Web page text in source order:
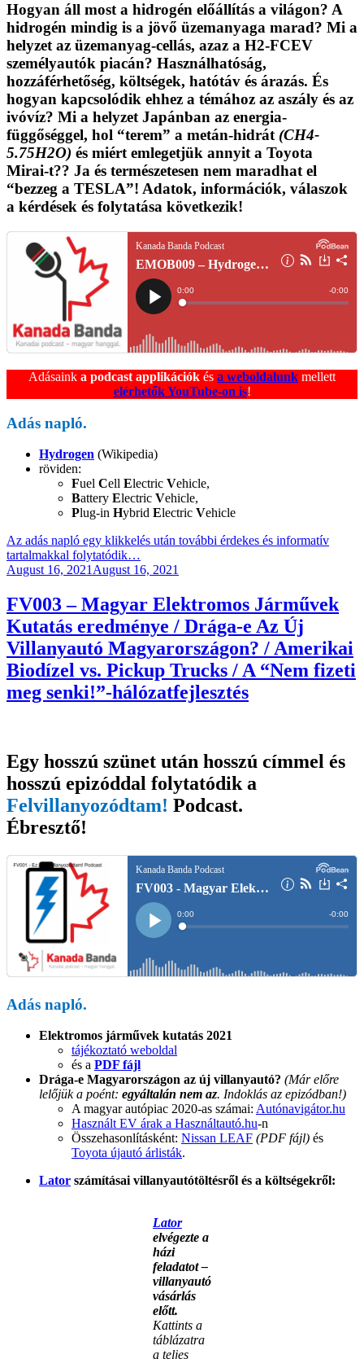
Hogyan áll most a hidrogén előállítás a világon? A
hidrogén mindig is a jövő üzemanyaga marad? Mi a
helyzet az üzemanyag-cellás, azaz a H2-FCEV
személyautók piacán? Használhatóság,
hozzáférhetőség, költségek, hatótáv és árazás. És
hogyan kapcsolódik ehhez a témához az aszály és az
ivóvíz? Mi a helyzet Japánban az energia-
függőséggel, hol “terem” a metán-hidrát (CH4-
5.75H2O) és miért emlegetjük annyit a Toyota
Mirai-t?? Ja és természetesen nem maradhat el
“bezzeg a TESLA”! Adatok, információk, válaszok
a kérdések és folytatása következik!
Adásaink a podcast applikációk és a weboldalunk mellett
elérhetők YouTube-on is!
Adás napló.
Hydrogen (Wikipedia)
röviden:
Fuel Cell Electric Vehicle,
Battery Electric Vehicle,
Plug-in Hybrid Electric Vehicle
Az adás napló egy klikkelés után további érdekes és informatív
tartalmakkal folytatódik…
Posted
August 16, 2021 August 16, 2021
FV003 – Magyar Elektromos Járművek
Kutatás eredménye / Drága-e Az Új
Villanyautó Magyarországon? / Amerikai
Biodízel vs. Pickup Trucks / A “Nem fizeti
meg senki!”-hálózatfejlesztés
Egy hosszú szünet után hosszú címmel és
hosszú epizóddal folytatódik a
Felvillanyozódtam! Podcast.
Ébresztő!
Adás napló.
Elektromos járművek kutatás 2021
tájékoztató weboldal
és a PDF fájl
Drága-e Magyarországon az új villanyautó? (Már előre
lelőjük a poént: egyáltalán nem az. Indoklás az epizódban!)
A magyar autópiac 2020-as számai: Autónavigátor.hu
Használt EV árak a Használtautó.hu-n
Összehasonlításként: Nissan LEAF (PDF fájl) és
Toyota újautó árlisták.
Lator számításai villanyautótöltésről és a költségekről:
Lator
elvégezte a
házi
feladatot –
villanyautó
vásárlás
előtt.
Kattints a
táblázatra
a teljes